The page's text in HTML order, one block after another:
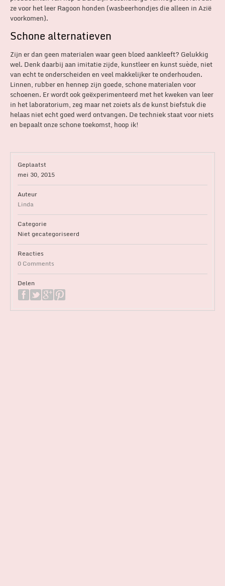
ze voor het leer Ragoon honden (wasbeerhondjes die alleen in Azië
voorkomen).
Schone alternatieven
Zijn er dan geen materialen waar geen bloed aankleeft? Gelukkig
wel. Denk daarbij aan imitatie zijde, kunstleer en kunst suède, niet
van echt te onderscheiden en veel makkelijker te onderhouden.
Linnen, rubber en hennep zijn goede, schone materialen voor
schoenen. Er wordt ook geëxperimenteerd met het kweken van leer
in het laboratorium, zeg maar net zoiets als de kunst biefstuk die
helaas niet echt goed werd ontvangen. De techniek staat voor niets
en bepaalt onze schone toekomst, hoop ik!
Geplaatst
mei 30, 2015
Auteur
Linda
Categorie
Niet gecategoriseerd
Reacties
0 Comments
Delen